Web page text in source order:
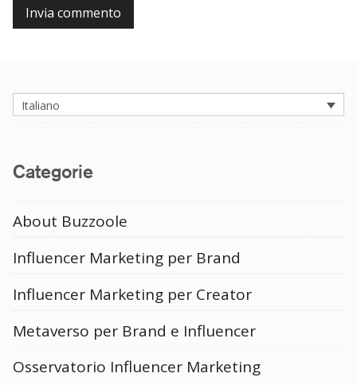
Italiano
Categorie
About Buzzoole
Influencer Marketing per Brand
Influencer Marketing per Creator
Metaverso per Brand e Influencer
Osservatorio Influencer Marketing